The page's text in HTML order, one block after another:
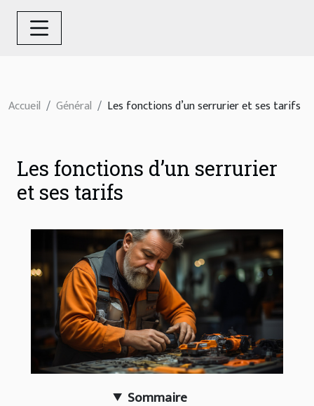
Accueil Général Les fonctions d’un serrurier et ses tarifs
Les fonctions d’un serrurier
et ses tarifs
Sommaire